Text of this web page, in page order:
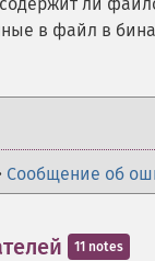
в файл в
Сообщение об
11 notes